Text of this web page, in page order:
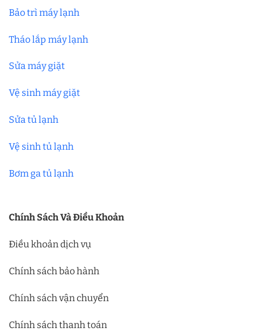
Bảo trì máy lạnh
Tháo lắp máy lạnh
Sửa máy giặt
Vệ sinh máy giặt
Sửa tủ lạnh
Vệ sinh tủ lạnh
Bơm ga tủ lạnh
Chính Sách Và Điều Khoản
Điều khoản dịch vụ
Chính sách bảo hành
Chính sách vận chuyển
Chính sách thanh toán